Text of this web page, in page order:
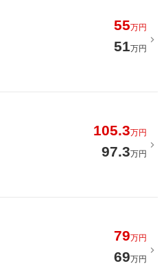
55万円
51万円
105.3万円
97.3万円
79万円
69万円